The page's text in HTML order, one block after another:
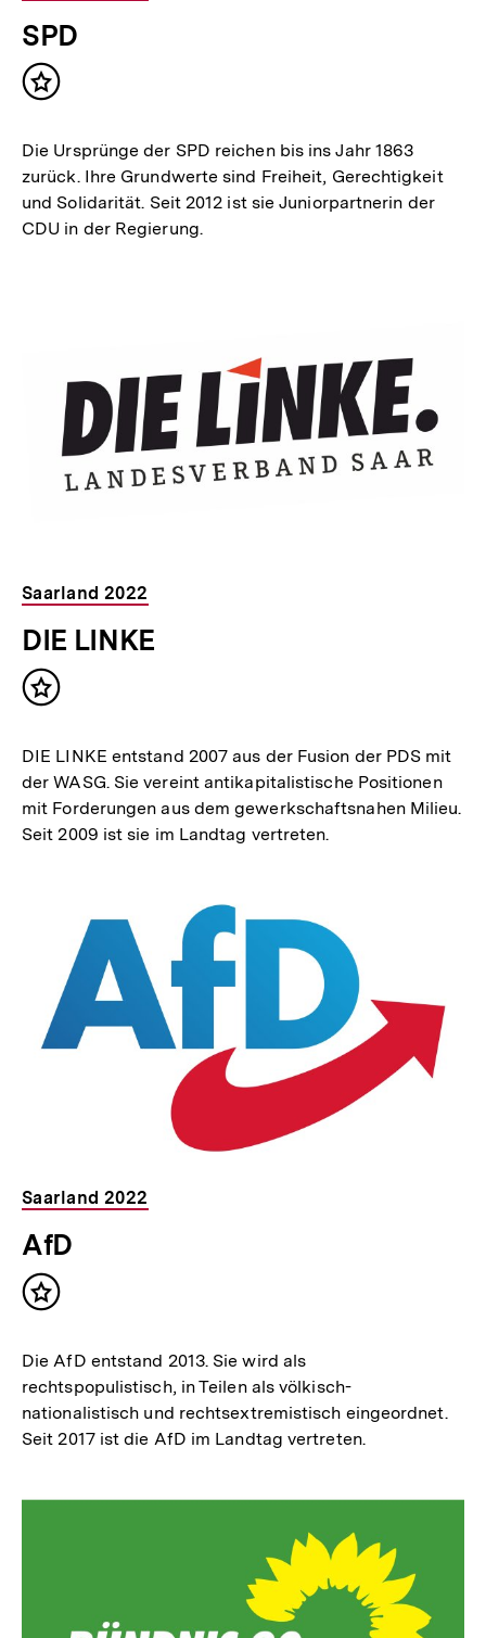
SPD
Inhalt
Die Ursprünge der SPD reichen bis ins Jahr 1863
zurück. Ihre Grundwerte sind Freiheit, Gerechtigkeit
und Solidarität. Seit 2012 ist sie Juniorpartnerin der
CDU in der Regierung.
Saarland 2022
DIE LINKE
Inhalt
DIE LINKE entstand 2007 aus der Fusion der PDS mit
der WASG. Sie vereint antikapitalistische Positionen
mit Forderungen aus dem gewerkschaftsnahen Milieu.
Seit 2009 ist sie im Landtag vertreten.
Saarland 2022
AfD
Inhalt
Die AfD entstand 2013. Sie wird als
rechtspopulistisch, in Teilen als völkisch-
nationalistisch und rechtsextremistisch eingeordnet.
Seit 2017 ist die AfD im Landtag vertreten.